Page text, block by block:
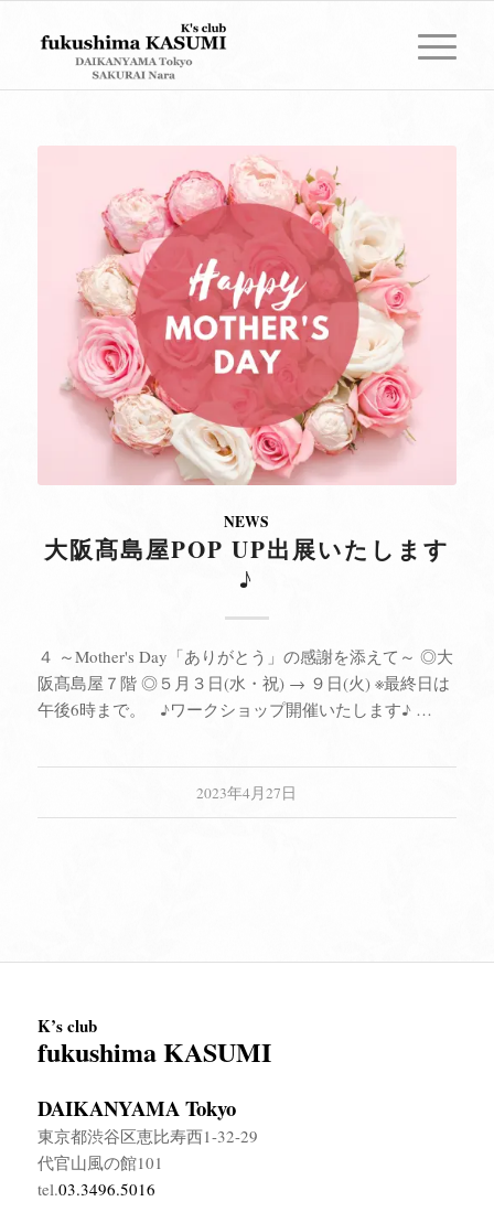
NEWS
大阪髙島屋POP UP出展いたします
♪
４ ～Mother's Day「ありがとう」の感謝を添えて～ ◎大
阪髙島屋７階 ◎５月３日(水・祝) → ９日(火) ※最終日は
午後6時まで。 ♪ワークショップ開催いたします♪ …
2023年4月27日
K’s club
fukushima KASUMI
DAIKANYAMA Tokyo
東京都渋谷区恵比寿西1-32-29
代官山風の館101
tel.03.3496.5016